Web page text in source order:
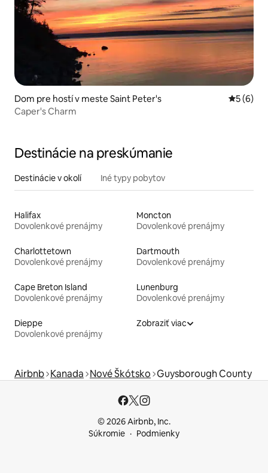
Dom pre hostí v meste Saint Peter's
5 (6)
Caper's Charm
Destinácie na preskúmanie
Destinácie v okolí Iné typy pobytov
Halifax
Dovolenkové prenájmy
Moncton
Dovolenkové prenájmy
Charlottetown
Dovolenkové prenájmy
Dartmouth
Dovolenkové prenájmy
Cape Breton Island
Dovolenkové prenájmy
Lunenburg
Dovolenkové prenájmy
Dieppe
Dovolenkové prenájmy
Zobraziť viac
Airbnb Kanada Nové Škótsko Guysborough County
© 2026 Airbnb, Inc.
Súkromie
Podmienky